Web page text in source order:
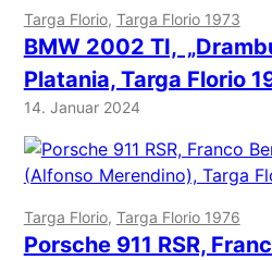
Targa Florio, Targa Florio 1973
BMW 2002 TI,
Platania, Targa Florio
14. Januar 2024
Targa Florio, Targa Florio 1976
Porsche 911 RSR,